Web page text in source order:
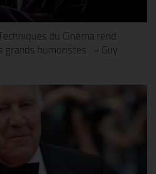
du Cinéma rend
grands humoristes : « Guy